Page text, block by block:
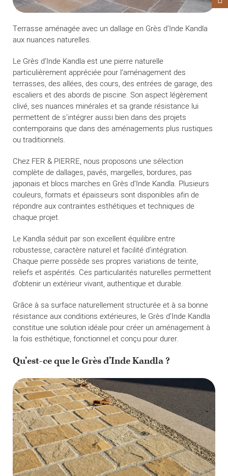
Terrasse aménagée avec un dallage en Grès d’Inde Kandla
aux nuances naturelles.
Le Grès d’Inde Kandla est une pierre naturelle
particulièrement appréciée pour l’aménagement des
terrasses, des allées, des cours, des entrées de garage, des
escaliers et des abords de piscine. Son aspect légèrement
clivé, ses nuances minérales et sa grande résistance lui
permettent de s’intégrer aussi bien dans des projets
contemporains que dans des aménagements plus rustiques
ou traditionnels.
Chez FER & PIERRE, nous proposons une sélection
complète de dallages, pavés, margelles, bordures, pas
japonais et blocs marches en Grès d’Inde Kandla. Plusieurs
couleurs, formats et épaisseurs sont disponibles afin de
répondre aux contraintes esthétiques et techniques de
chaque projet.
Le Kandla séduit par son excellent équilibre entre
robustesse, caractère naturel et facilité d’intégration.
Chaque pierre possède ses propres variations de teinte,
reliefs et aspérités. Ces particularités naturelles permettent
d’obtenir un extérieur vivant, authentique et durable.
Grâce à sa surface naturellement structurée et à sa bonne
résistance aux conditions extérieures, le Grès d’Inde Kandla
constitue une solution idéale pour créer un aménagement à
la fois esthétique, fonctionnel et conçu pour durer.
Qu’est-ce que le Grès d’Inde Kandla ?